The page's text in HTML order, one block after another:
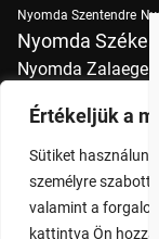
Értékeljük a
Sütiket
személyre szabott
valamint a
kattintva Ön
Nyomda Szentendre
Nyomda
Nyomda
Pólónyomtatás
Tudásbázis